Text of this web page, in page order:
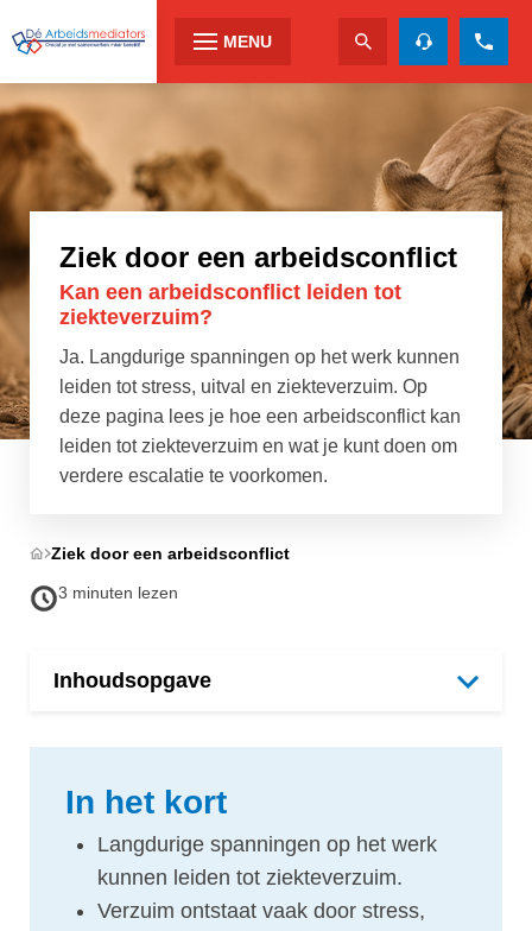
MENU
Ziek door een arbeidsconflict
Kan een arbeidsconflict leiden tot
ziekteverzuim?
Ja. Langdurige spanningen op het werk kunnen
leiden tot stress, uitval en ziekteverzuim. Op
deze pagina lees je hoe een arbeidsconflict kan
leiden tot ziekteverzuim en wat je kunt doen om
verdere escalatie te voorkomen.
Ziek door een arbeidsconflict
3 minuten lezen
Inhoudsopgave
In het kort
​Langdurige spanningen op het werk
kunnen leiden tot ziekteverzuim.
Verzuim ontstaat vaak door stress,